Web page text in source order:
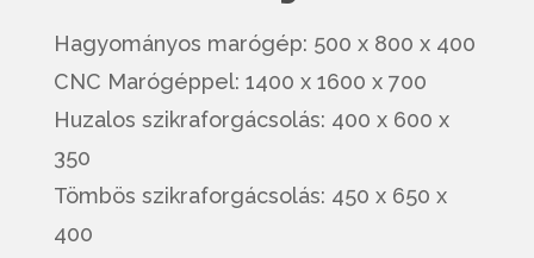
Hagyományos marógép: 500 x 800 x 400
CNC Marógéppel: 1400 x 1600 x 700
Huzalos szikraforgácsolás: 400 x 600 x
350
Tömbös szikraforgácsolás: 450 x 650 x
400